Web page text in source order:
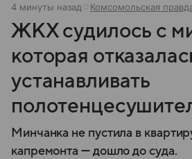
4 минуты назад Комсомольская
ЖКХ судилось с
которая
устанавливать
Минчанка не пустила в
капремонта — дошло до суда.